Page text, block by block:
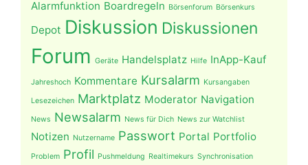
Alarmfunktion Boardregeln Börsenforum Börsenkurs
Depot Diskussion Diskussionen
Forum Geräte Handelsplatz Hilfe InApp-Kauf
Jahreshoch Kommentare Kursalarm Kursangaben
Lesezeichen Marktplatz Moderator Navigation
News Newsalarm News für Dich News zur Watchlist
Notizen Nutzername Passwort Portal Portfolio
Problem Profil Pushmeldung Realtimekurs Synchronisation